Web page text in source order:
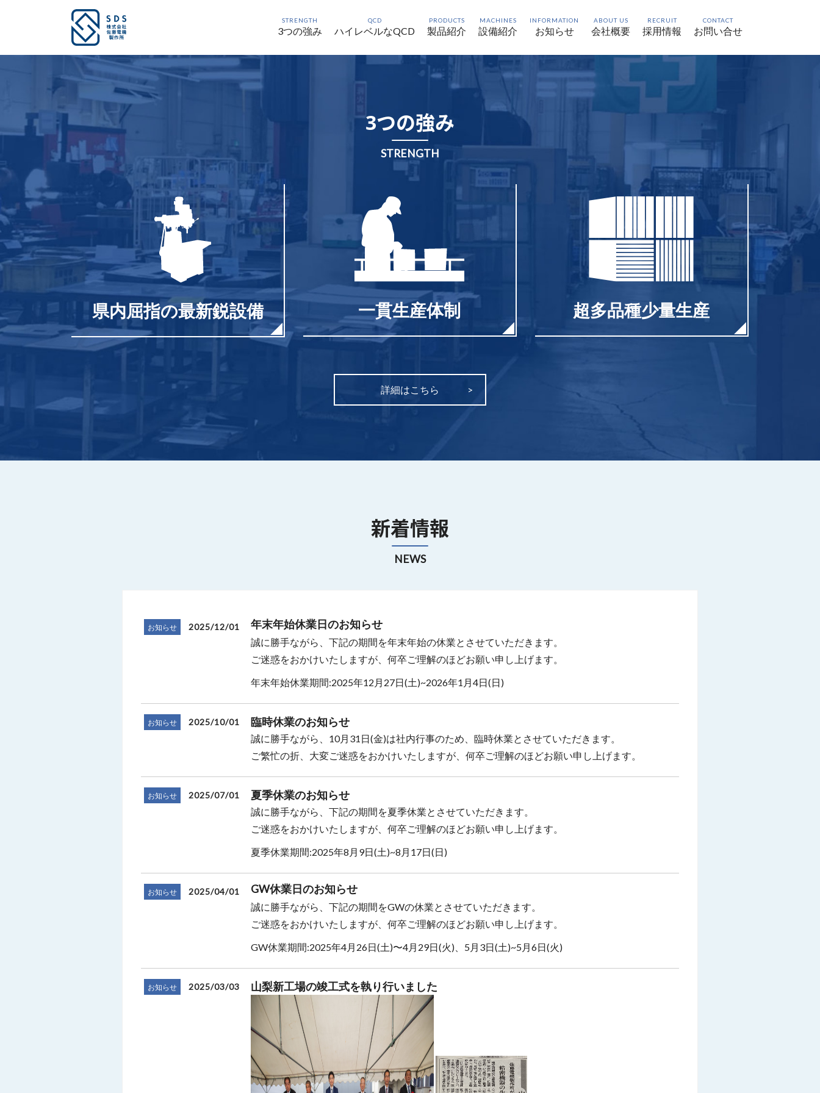
STRENGTH
3つの強み
QCD
ハイレベルなQCD
PRODUCTS
製品紹介
MACHINES
設備紹介
INFORMATION
お知らせ
ABOUT US
会社概要
RECRUIT
採用情報
CONTACT
お問い合せ
3つの強み
STRENGTH
県内屈指の最新鋭設備 一貫生産体制 超多品種少量生産
詳細はこちら
新着情報
NEWS
お知らせ 2025/12/01 年末年始休業日のお知らせ
誠に勝手ながら、下記の期間を年末年始の休業とさせていただきます。
ご迷惑をおかけいたしますが、何卒ご理解のほどお願い申し上げます。
年末年始休業期間:2025年12月27日(土)~2026年1月4日(日)
お知らせ 2025/10/01 臨時休業のお知らせ
誠に勝手ながら、10月31日(金)は社内行事のため、臨時休業とさせていただきます。
ご繁忙の折、大変ご迷惑をおかけいたしますが、何卒ご理解のほどお願い申し上げます。
お知らせ 2025/07/01 夏季休業のお知らせ
誠に勝手ながら、下記の期間を夏季休業とさせていただきます。
ご迷惑をおかけいたしますが、何卒ご理解のほどお願い申し上げます。
夏季休業期間:2025年8月9日(土)~8月17日(日)
お知らせ 2025/04/01 GW休業日のお知らせ
誠に勝手ながら、下記の期間をGWの休業とさせていただきます。
ご迷惑をおかけいたしますが、何卒ご理解のほどお願い申し上げます。
GW休業期間:2025年4月26日(土)〜4月29日(火)、5月3日(土)~5月6日(火)
お知らせ 2025/03/03 山梨新工場の竣工式を執り行いました